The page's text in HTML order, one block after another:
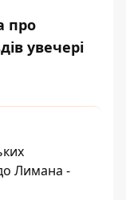
про
увечері
Лимана -